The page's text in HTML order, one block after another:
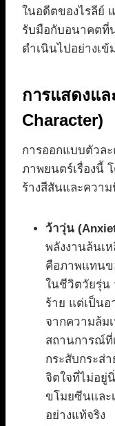
ในอดีตของไรลีย์
รับมือกับอนาคตที่
ดำเนินไปอย่างเ
การแสดงแ
Character)
การออกแบบตัวล
ภาพยนตร์เรื่องนี้
ร้างสีสันและควา
ว้าวุ่น
พลังงานล้นเ
คือภาพแทนข
ในชีวิตวัยรุ่น
ร้าย แต่เป็น
จากความล้ม
สถานการณ์ที่
กระสับกระส่
จิตใจที่ไม่อยู่
ขโมยซีนและ
อย่างแท้จริง